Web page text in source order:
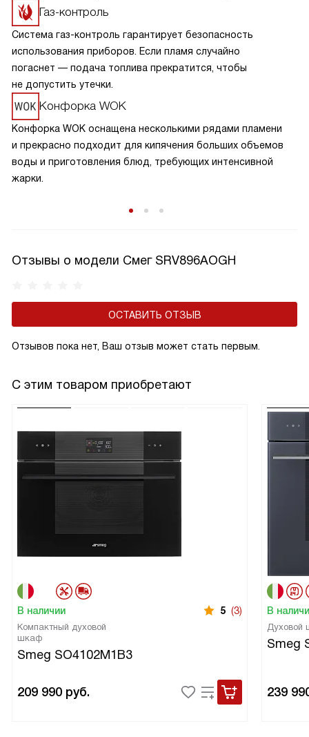
Газ-контроль
Система газ-контроль гарантирует безопасность
использования приборов. Если пламя случайно
погаснет — подача топлива прекратится, чтобы
не допустить утечки.
Конфорка WOK
Конфорка WOK оснащена несколькими рядами пламени
и прекрасно подходит для кипячения больших объемов
воды и приготовления блюд, требующих интенсивной
жарки.
Отзывы о модели Смег SRV896AOGH
ОСТАВИТЬ ОТЗЫВ
Отзывов пока нет, Ваш отзыв может стать первым.
С этим товаром приобретают
В наличии 5 (3)
Компактный духовой
шкаф
Smeg SO4102M1B3
209 990 руб.
В
Духовой
Smeg
239